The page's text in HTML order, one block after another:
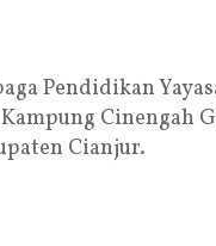
Pendidikan
Cinengah
Cianjur.